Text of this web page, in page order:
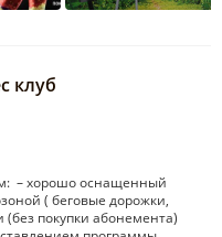
клуб
– хорошо оснащенный
( беговые дорожки,
покупки абонемента)